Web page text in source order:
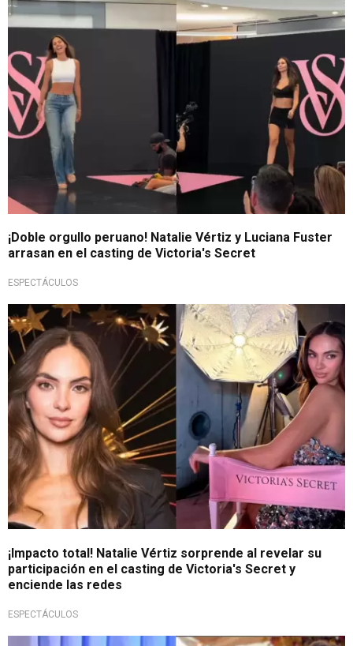
¡Doble orgullo peruano! Natalie Vértiz y Luciana Fuster
arrasan en el casting de Victoria's Secret
ESPECTÁCULOS
Representación peruana
¡Impacto total! Natalie Vértiz sorprende al revelar su
participación en el casting de Victoria's Secret y
enciende las redes
ESPECTÁCULOS